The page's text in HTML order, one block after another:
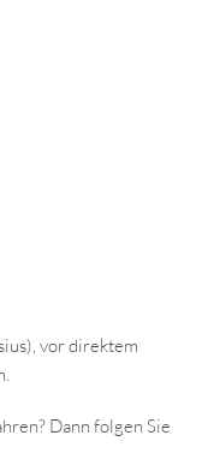
vor direktem
Dann folgen Sie